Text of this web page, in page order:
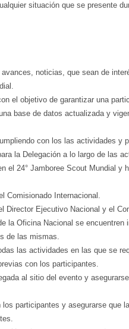
situación que se presente
noticias, que sean de
el objetivo de garantizar una
base de datos actualizada y
con los las actividades y
la Delegación a lo largo de las
el 24° Jamboree Scout Mundial y
Comisionado Internacional.
Director Ejecutivo Nacional y el
la Oficina Nacional se encuentren
de las mismas.
las actividades en las que se
con los participantes.
al sitio del evento y
participantes y asegurarse que